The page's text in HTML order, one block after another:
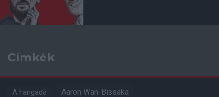
Címkék
A hangadó Aaron Wan-Bissaka